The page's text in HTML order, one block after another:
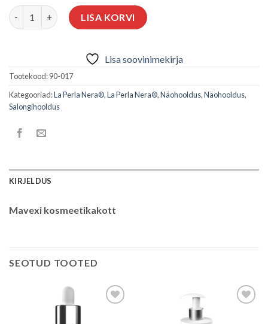
MAVEX KOSMEETIKAKOTT kogus
LISA KORVI
Lisa soovinimekirja
Tootekood:90-017
Kategooriad:La Perla Nera®,La Perla Nera®,Näohooldus,Näohooldus,
Salongihooldus
KIRJELDUS
Mavexi kosmeetikakott
SEOTUD TOOTED